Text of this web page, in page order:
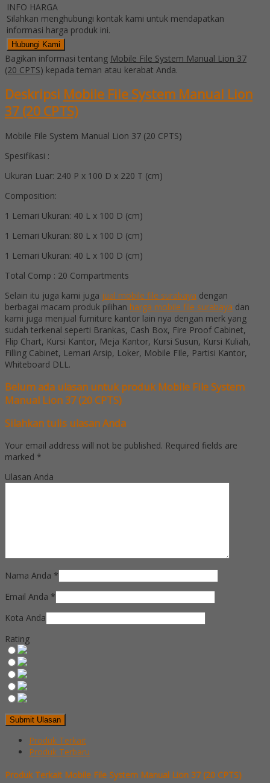
INFO HARGA
Silahkan menghubungi kontak kami untuk mendapatkan
informasi harga produk ini.
Hubungi Kami
Bagikan informasi tentang Mobile File System Manual Lion 37
(20 CPTS) kepada teman atau kerabat Anda.
Deskripsi Mobile File System Manual Lion
37 (20 CPTS)
Mobile File System Manual Lion 37 (20 CPTS)
Spesifikasi :
Ukuran Luar: 240 P x 100 D x 220 T (cm)
Composition:
1 Lemari Ukuran: 40 L x 100 D (cm)
1 Lemari Ukuran: 80 L x 100 D (cm)
1 Lemari Ukuran: 40 L x 100 D (cm)
Total Comp : 20 Compartments
Selain itu juga kami juga jual mobile file surabaya dengan
berbagai macam produk pilihan harga mobile file surabaya dan
kami juga menjual furniture kantor lain nya dengan merk yang
sudah terkenal seperti Brankas, Cash Box, Fire Proof Cabinet,
Flip Chart, Kursi Kantor, Meja Kantor, Kursi Susun, Kursi Kuliah,
Filling Cabinet, Lemari Arsip, Loker, Mobile FIle, Partisi Kantor,
Whiteboard DLL.
Belum ada ulasan untuk produk Mobile File System
Manual Lion 37 (20 CPTS)
Silahkan tulis ulasan Anda
Your email address will not be published. Required fields are
marked *
Ulasan Anda
Nama Anda *
Email Anda *
Kota Anda
Rating
Produk Terkait
Produk Terbaru
Produk Terkait Mobile File System Manual Lion 37 (20 CPTS)